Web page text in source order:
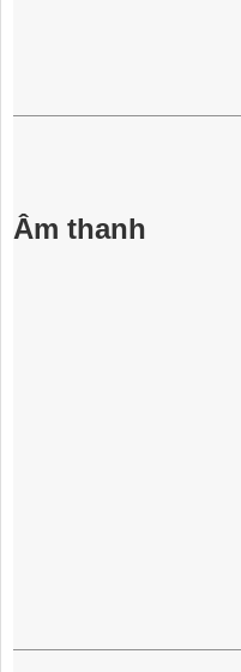
Âm thanh